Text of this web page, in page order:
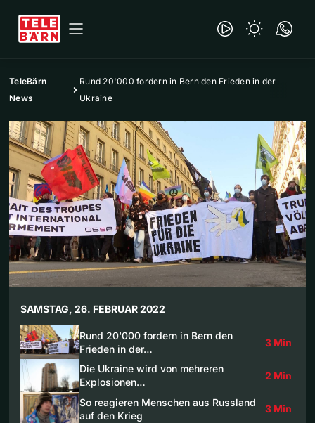
TeleBärn
News
Rund 20'000 fordern in Bern den Frieden in der
Ukraine
SAMSTAG, 26. FEBRUAR 2022
Rund 20'000 fordern in Bern den
Frieden in der…
3 Min
Die Ukraine wird von mehreren
Explosionen…
2 Min
So reagieren Menschen aus Russland
auf den Krieg
3 Min